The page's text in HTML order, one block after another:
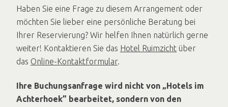
Haben Sie eine Frage zu diesem Arrangement oder
möchten Sie lieber eine persönliche Beratung bei
Ihrer Reservierung? Wir helfen Ihnen natürlich gerne
weiter! Kontaktieren Sie das Hotel Ruimzicht über
das Online-Kontaktformular.
Ihre Buchungsanfrage wird nicht von „Hotels im
Achterhoek” bearbeitet, sondern von den